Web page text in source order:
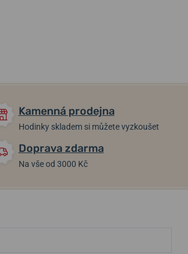
Kamenná prodejna
Hodinky skladem si můžete vyzkoušet
Doprava zdarma
Na vše od 3000 Kč